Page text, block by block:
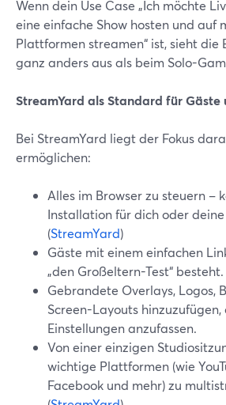
Wenn dein Use Case „Ich möchte
eine einfache Show hosten und auf
Plattformen streamen“ ist, sieht die
ganz anders aus als beim Solo-
StreamYard als Standard für
Bei StreamYard liegt der Fokus
ermöglichen:
Alles im Browser zu steuern –
Installation für dich oder
(StreamYard)
Gäste mit einem einfachen
„den Großeltern-Test“ besteht.
Gebrandete Overlays, Logos,
Screen-Layouts hinzuzufügen,
Einstellungen anzufassen.
Von einer einzigen
wichtige Plattformen (wie
Facebook und mehr) zu